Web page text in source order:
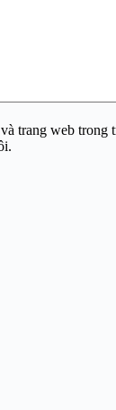
trang web trong